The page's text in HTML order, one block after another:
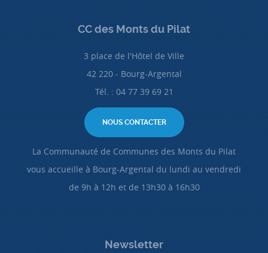
CC des Monts du Pilat
3 place de l'Hôtel de Ville
42 220 - Bourg-Argental
Tél. : 04 77 39 69 21
NOUS CONTACTER
La Communauté de Communes des Monts du Pilat
vous accueille à Bourg-Argental du lundi au vendredi
de 9h à 12h et de 13h30 à 16h30
Newsletter